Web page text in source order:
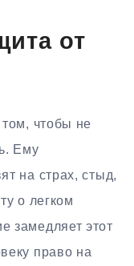
от
чтобы не
Ему
на страх, стыд,
о легком
замедляет этот
право на